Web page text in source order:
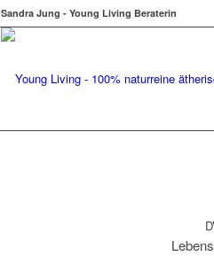
Sandra Jung - Young Living Beraterin